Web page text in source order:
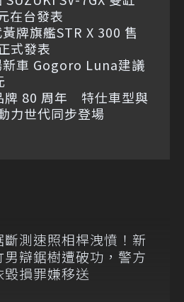
在台發表
牌旗艦STR X 300 售
式發表
車 Gogoro Luna建議
牌 80 周年 特仕車型與
力世代同步登場
斷測速照相桿洩憤！新
男辯鋸樹遭破功，警方
毀損罪嫌移送